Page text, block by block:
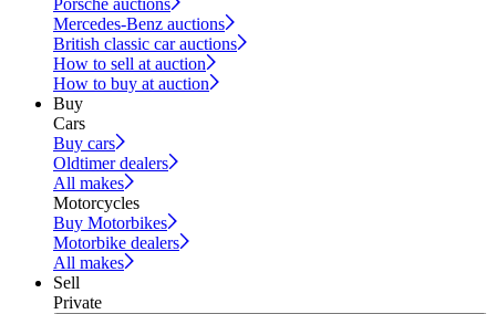
Porsche auctions
Mercedes-Benz auctions
British classic car auctions
How to sell at auction
How to buy at auction
Buy
Cars
Buy cars
Oldtimer dealers
All makes
Motorcycles
Buy Motorbikes
Motorbike dealers
All makes
Sell
Private